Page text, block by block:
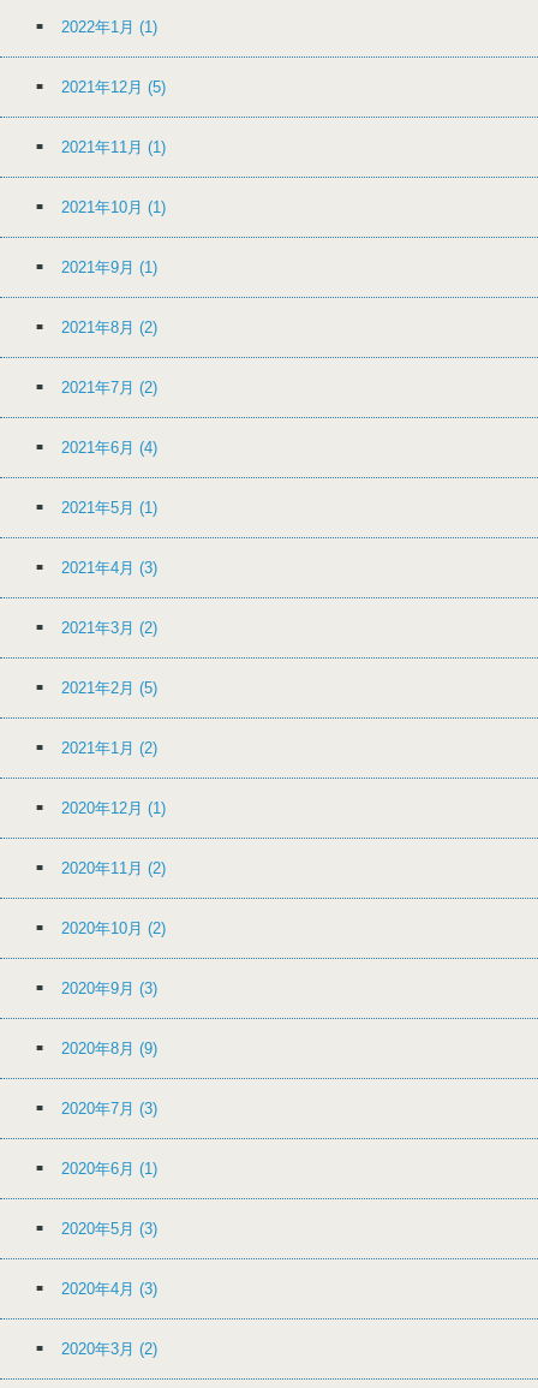
2022年1月 (1)
2021年12月 (5)
2021年11月 (1)
2021年10月 (1)
2021年9月 (1)
2021年8月 (2)
2021年7月 (2)
2021年6月 (4)
2021年5月 (1)
2021年4月 (3)
2021年3月 (2)
2021年2月 (5)
2021年1月 (2)
2020年12月 (1)
2020年11月 (2)
2020年10月 (2)
2020年9月 (3)
2020年8月 (9)
2020年7月 (3)
2020年6月 (1)
2020年5月 (3)
2020年4月 (3)
2020年3月 (2)